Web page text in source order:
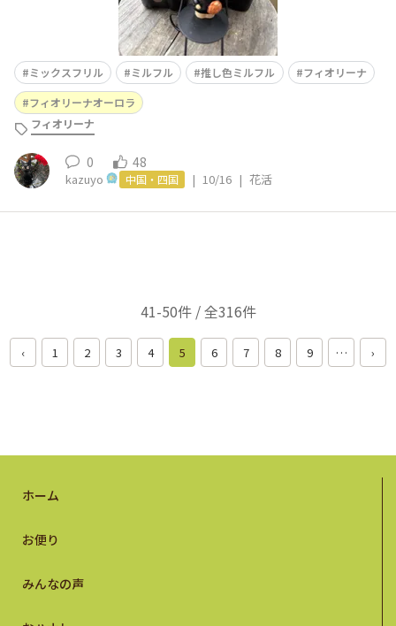
ミックスフリル ミルフル 推し色ミルフル
フィオリーナ
フィオリーナオーロラ
フィオリーナ
0 48
kazuyo 中国・四国 | 10/16 | 花活
41-50件 / 全316件
‹ 1 2 3 4 5 6 7 8 9 … ›
ホーム
お便り
みんなの声